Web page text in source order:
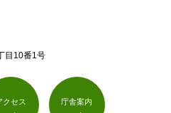
目10番1号
クセス 庁舎案内